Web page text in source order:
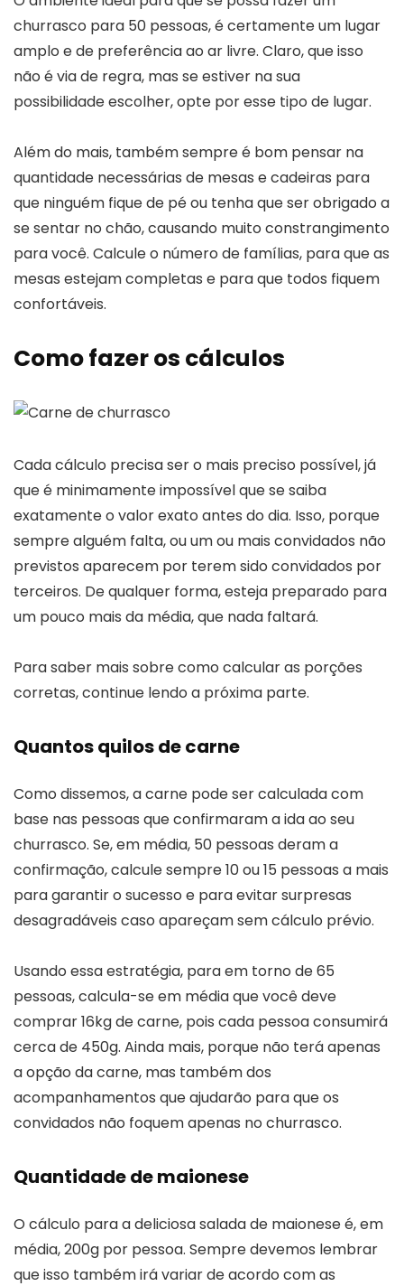
churrasco para 50 pessoas, é certamente um lugar
amplo e de preferência ao ar livre. Claro, que isso
não é via de regra, mas se estiver na sua
possibilidade escolher, opte por esse tipo de lugar.
Além do mais, também sempre é bom pensar na
quantidade necessárias de mesas e cadeiras para
que ninguém fique de pé ou tenha que ser obrigado a
se sentar no chão, causando muito constrangimento
para você. Calcule o número de famílias, para que as
mesas estejam completas e para que todos fiquem
confortáveis.
Como fazer os cálculos
Cada cálculo precisa ser o mais preciso possível, já
que é minimamente impossível que se saiba
exatamente o valor exato antes do dia. Isso, porque
sempre alguém falta, ou um ou mais convidados não
previstos aparecem por terem sido convidados por
terceiros. De qualquer forma, esteja preparado para
um pouco mais da média, que nada faltará.
Para saber mais sobre como calcular as porções
corretas, continue lendo a próxima parte.
Quantos quilos de carne
Como dissemos, a carne pode ser calculada com
base nas pessoas que confirmaram a ida ao seu
churrasco. Se, em média, 50 pessoas deram a
confirmação, calcule sempre 10 ou 15 pessoas a mais
para garantir o sucesso e para evitar surpresas
desagradáveis caso apareçam sem cálculo prévio.
Usando essa estratégia, para em torno de 65
pessoas, calcula-se em média que você deve
comprar 16kg de carne, pois cada pessoa consumirá
cerca de 450g. Ainda mais, porque não terá apenas
a opção da carne, mas também dos
acompanhamentos que ajudarão para que os
convidados não foquem apenas no churrasco.
Quantidade de maionese
O cálculo para a deliciosa salada de maionese é, em
média, 200g por pessoa. Sempre devemos lembrar
que isso também irá variar de acordo com as